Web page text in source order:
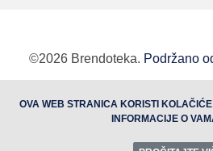
©2026 Brendoteka. Podržano
optimizacija sajtova, web
OVA WEB STRANICA KORISTI
INFORMACIJE O